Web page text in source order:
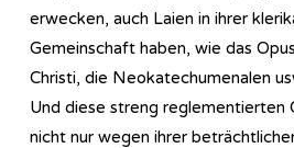
erwecken, auch Laien in ihrer
Gemeinschaft haben, wie das
Christi, die Neokatechumenalen
Und diese streng reglementierten
nicht nur wegen ihrer